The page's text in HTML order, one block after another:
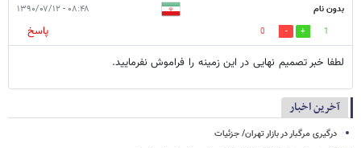
بدون نام ۰۸:۴۸ - ۱۳۹۰/۰۷/۱۲
1
0
پاسخ
لطفا خبر تصمیم نهایی در این زمینه را فراموش نفرمایید.
آخرین اخبار
درگیری مرگبار در بازار تهران/ جزئیات